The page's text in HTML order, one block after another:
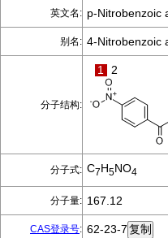
英文名: p-Nitrobenzoic
别名: 4-Nitrobenzoic
分子结构:
1 2
分子式: C7H5NO4
分子量: 167.12
CAS登录号: 62-23-7